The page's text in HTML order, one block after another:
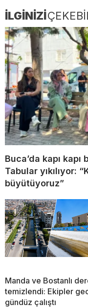
İLGİNİZİ
Buca’da kapı
Tabular yıkılıyor:
büyütüyoruz”
Manda ve Bostanlı
temizlendi: Ekipler
gündüz çalıştı